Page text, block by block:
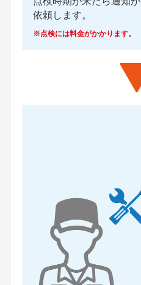
依頼します。
※点検には料金がかかります。